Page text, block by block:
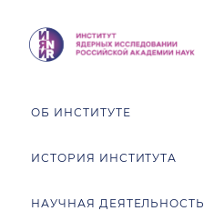
ОБ ИНСТИТУТЕ
ИСТОРИЯ ИНСТИТУТА
НАУЧНАЯ ДЕЯТЕЛЬНОСТЬ